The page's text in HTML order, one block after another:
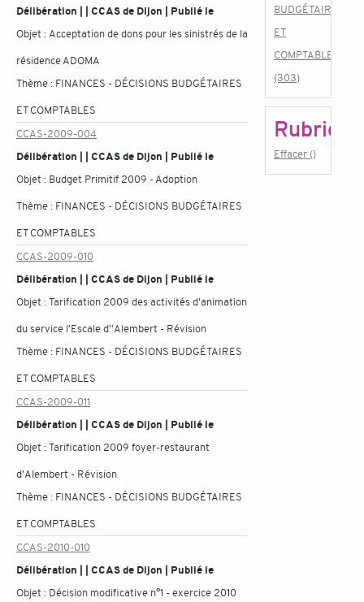
Délibération | | CCAS de Dijon | Publié le
Objet : Acceptation de dons pour les sinistrés de la
résidence ADOMA
Thème : FINANCES - DÉCISIONS BUDGÉTAIRES
ET COMPTABLES
CCAS-2009-004
Délibération | | CCAS de Dijon | Publié le
Objet : Budget Primitif 2009 - Adoption
Thème : FINANCES - DÉCISIONS BUDGÉTAIRES
ET COMPTABLES
CCAS-2009-010
Délibération | | CCAS de Dijon | Publié le
Objet :Tarification 2009 des activités d'animation
du service l'Escale d''Alembert - Révision
Thème : FINANCES - DÉCISIONS BUDGÉTAIRES
ET COMPTABLES
CCAS-2009-011
Délibération | | CCAS de Dijon | Publié le
Objet :Tarification 2009 foyer-restaurant
d'Alembert - Révision
Thème : FINANCES - DÉCISIONS BUDGÉTAIRES
ET COMPTABLES
CCAS-2010-010
Délibération | | CCAS de Dijon | Publié le
Objet : Décision modificative n°1 - exercice 2010
BUDGÉTAIRES
ET
COMPTABLES
(303)
Rubrique
Effacer ()